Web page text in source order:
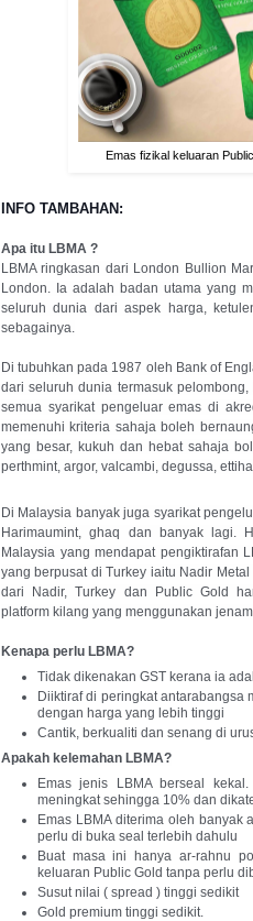
Emas fizikal keluaran
INFO TAMBAHAN:
Apa itu LBMA ?
LBMA ringkasan dari London Bullion
London. Ia adalah badan utama yang
seluruh dunia dari aspek harga,
sebagainya.
Di tubuhkan pada 1987 oleh Bank of
dari seluruh dunia termasuk
semua syarikat pengeluar emas di
memenuhi kriteria sahaja boleh
yang besar, kukuh dan hebat sahaja
perthmint, argor, valcambi, degussa,
Di Malaysia banyak juga syarikat
Harimaumint, ghaq dan banyak lagi.
Malaysia yang mendapat pengiktirafan
yang berpusat di Turkey iaitu Nadir
dari Nadir, Turkey dan Public Gold
platform kilang yang menggunakan
Kenapa perlu LBMA?
Tidak dikenakan GST kerana ia
Diiktiraf di peringkat antarabangsa
dengan harga yang lebih tinggi
Cantik, berkualiti dan senang di
Apakah kelemahan LBMA?
Emas jenis LBMA berseal
meningkat sehingga 10% dan
Emas LBMA diterima oleh banyak
perlu di buka seal terlebih dahulu
Buat masa ini hanya ar-rahnu
keluaran Public Gold tanpa perlu
Susut nilai ( spread ) tinggi sedikit
Gold premium tinggi sedikit.